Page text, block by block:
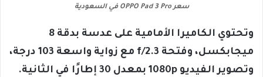
سعر OPPO Pad 3 Pro في السعودية
وتحتوي الكاميرا الأمامية على عدسة بدقة 8
ميجابكسل، وفتحة f/2.3 مع زواية واسعة 103 درجة،
وتصوير الفيديو 1080p بمعدل 30 إطارًا في الثانية.